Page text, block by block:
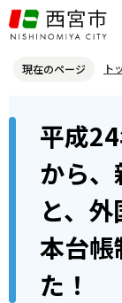
こ
の
ジ
現在のページ ト
平成24年（2012年
民に係る住民基本
平成
から
と、
本台帳
た！